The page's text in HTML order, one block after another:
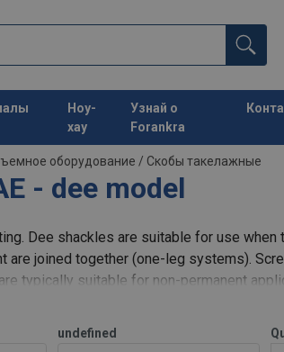
Ноу-
хау
Узнай о
Forankra
Начать
оборудование / Скобы такелажные
- dee model
Dee shackles are suitable for use
are joined together (one-leg systems).
typically suitable for non-permanent
undefined